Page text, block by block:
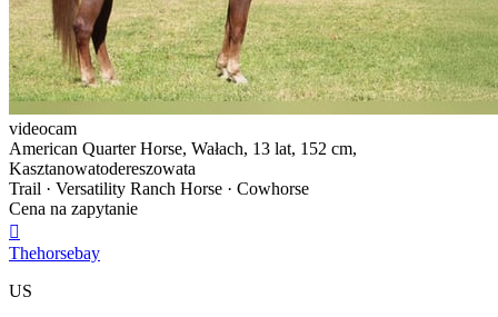
videocam
American Quarter Horse, Wałach, 13 lat, 152 cm,
Kasztanowatodereszowata
Trail · Versatility Ranch Horse · Cowhorse
Cena na zapytanie

Thehorsebay
US